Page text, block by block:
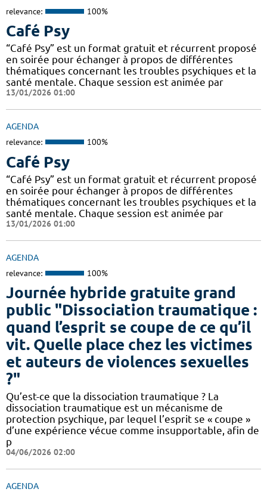
relevance: 100%
Café Psy
“Café Psy” est un format gratuit et récurrent proposé
en soirée pour échanger à propos de différentes
thématiques concernant les troubles psychiques et la
santé mentale. Chaque session est animée par
13/01/2026 01:00
AGENDA
relevance: 100%
Café Psy
“Café Psy” est un format gratuit et récurrent proposé
en soirée pour échanger à propos de différentes
thématiques concernant les troubles psychiques et la
santé mentale. Chaque session est animée par
13/01/2026 01:00
AGENDA
relevance: 100%
Journée hybride gratuite grand
public "Dissociation traumatique :
quand l’esprit se coupe de ce qu’il
vit. Quelle place chez les victimes
et auteurs de violences sexuelles
?"
Qu’est-ce que la dissociation traumatique ? La
dissociation traumatique est un mécanisme de
protection psychique, par lequel l’esprit se « coupe »
d’une expérience vécue comme insupportable, afin de
p
04/06/2026 02:00
AGENDA